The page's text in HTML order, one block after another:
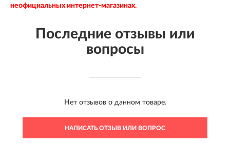
неофициальных интернет-магазинах.
Последние отзывы или
вопросы
Нет отзывов о данном товаре.
НАПИСАТЬ ОТЗЫВ ИЛИ ВОПРОС